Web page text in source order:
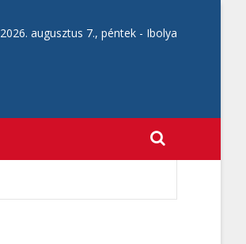
2026. augusztus 7., péntek - Ibolya